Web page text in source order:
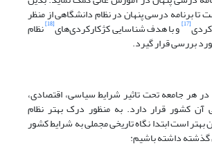
برنامه درسی پنهان در نظام دانشگاهی از منظر
[17] و با هدف شناسایی کژکارکردی‌های[18] نظام
بررسی قرار گیرد.
هر جامعه تحت تاثیر شرایط سیاسی، اقتصادی،
آن کشور قرار دارد. به منظور درک بهتر نظام
بهتر است ابتدا نگاه تاریخی مجملی به شرایط کشور